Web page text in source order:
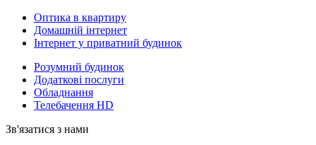
Оптика в квартиру
Домашній інтернет
Інтернет у приватний будинок
Розумний будинок
Додаткові послуги
Обладнання
Телебачення HD
Зв'язатися з нами